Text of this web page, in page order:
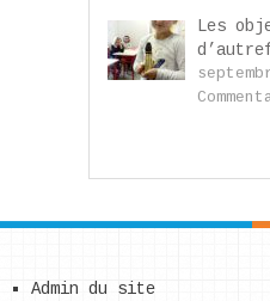
Les
Admin du site